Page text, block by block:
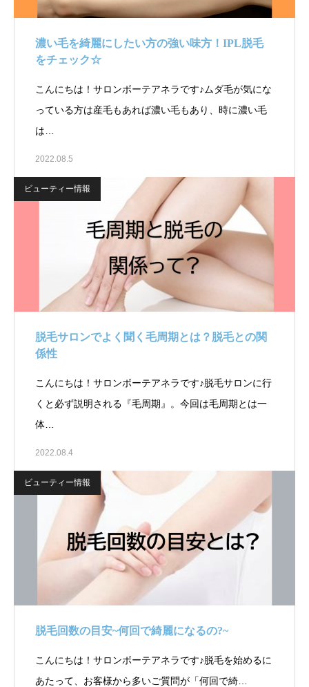
濃い毛を綺麗にしたい方の強い味方！IPL脱毛
をチェック☆￼
こんにちは！サロンボーテアネラです♪ムダ毛が気にな
っている方は産毛もあれば濃い毛もあり、時に濃い毛
は…
2022.08.5
ビューティー情報
脱毛サロンでよく聞く毛周期とは？脱毛との関
係性
こんにちは！サロンボーテアネラです♪脱毛サロンに行
くと必ず説明される『毛周期』。今回は毛周期とは一
体…
2022.08.4
ビューティー情報
脱毛回数の目安~何回で綺麗になるの?~
こんにちは！サロンボーテアネラです♪脱毛を始めるに
あたって、お客様から多いご質問が「何回で綺…